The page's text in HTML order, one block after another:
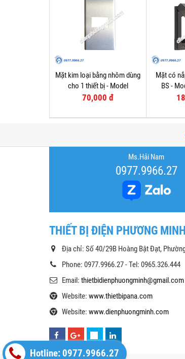
Mặt kim loại bằng nhôm dùng
cho 1 thiết bị - Model
WEG6501-1
70,000 đ
Mặt có
BS -
Ms.Hải Nam
0977.9966.27
THIẾT BỊ ĐIỆN PHƯƠNG
Địa chỉ: Số 40/29B Hoàng Bật Đạt,
Phone: 0977.9966.27 - Tel: 0965.326.444
Email: thietbidienphuongminh@gmail.com
Website: www.thietbipana.com
Website: www.dienphuongminh.com
Hotline: 0977.9966.27